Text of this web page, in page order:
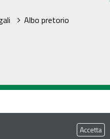
Albo pretorio
Accetta